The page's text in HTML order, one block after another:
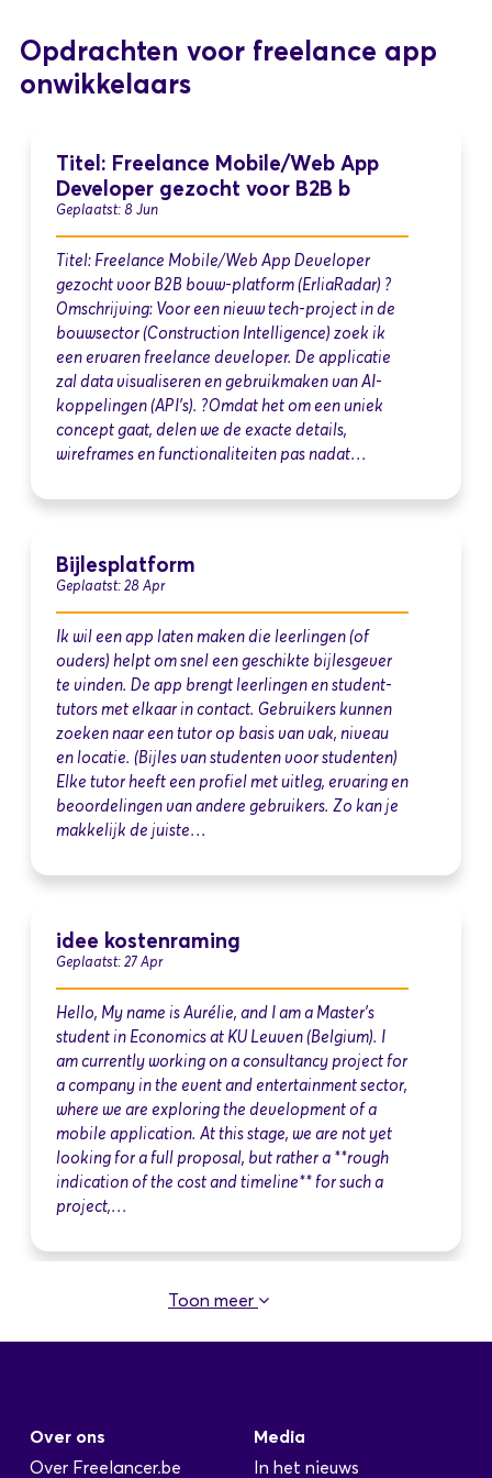
Opdrachten voor freelance app
onwikkelaars
Titel: Freelance Mobile/Web App
Developer gezocht voor B2B b
Geplaatst: 8 Jun
Titel: Freelance Mobile/Web App Developer
gezocht voor B2B bouw-platform (ErliaRadar) ?
Omschrijving: Voor een nieuw tech-project in de
bouwsector (Construction Intelligence) zoek ik
een ervaren freelance developer. De applicatie
zal data visualiseren en gebruikmaken van AI-
koppelingen (API's). ?Omdat het om een uniek
concept gaat, delen we de exacte details,
wireframes en functionaliteiten pas nadat…
Bijlesplatform
Geplaatst: 28 Apr
Ik wil een app laten maken die leerlingen (of
ouders) helpt om snel een geschikte bijlesgever
te vinden. De app brengt leerlingen en student-
tutors met elkaar in contact. Gebruikers kunnen
zoeken naar een tutor op basis van vak, niveau
en locatie. (Bijles van studenten voor studenten)
Elke tutor heeft een profiel met uitleg, ervaring en
beoordelingen van andere gebruikers. Zo kan je
makkelijk de juiste…
idee kostenraming
Geplaatst: 27 Apr
Hello, My name is Aurélie, and I am a Master's
student in Economics at KU Leuven (Belgium). I
am currently working on a consultancy project for
a company in the event and entertainment sector,
where we are exploring the development of a
mobile application. At this stage, we are not yet
looking for a full proposal, but rather a **rough
indication of the cost and timeline** for such a
project,…
App developer
Geplaatst: 5 Feb
clinical practice. The app should be accessible to
the care provider through a dashboard that
Toon meer
Over ons
Over Freelancer.be
Media
In het nieuws